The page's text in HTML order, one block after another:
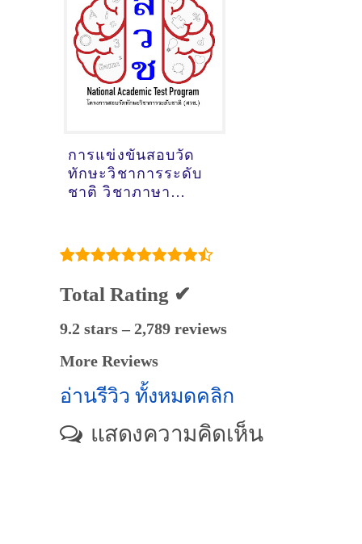
การแข่งขันสอบวัด
ทักษะวิชาการระดับ
ชาติ วิชาภาษา
เฉลย
Total Rating ✔
9.2 stars – 2,789 reviews
More Reviews
อ่านรีวิว ทั้งหมดคลิก
แสดงความคิดเห็น